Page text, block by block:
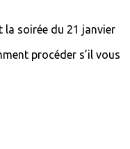
la soirée du 21 janvier
procéder s’il vous